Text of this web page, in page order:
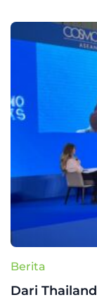
Berita
Dari